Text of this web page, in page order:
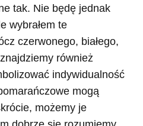
tak. Nie będę jednak
wybrałem te
czerwonego, białego,
również
indywidualność
mogą
możemy je